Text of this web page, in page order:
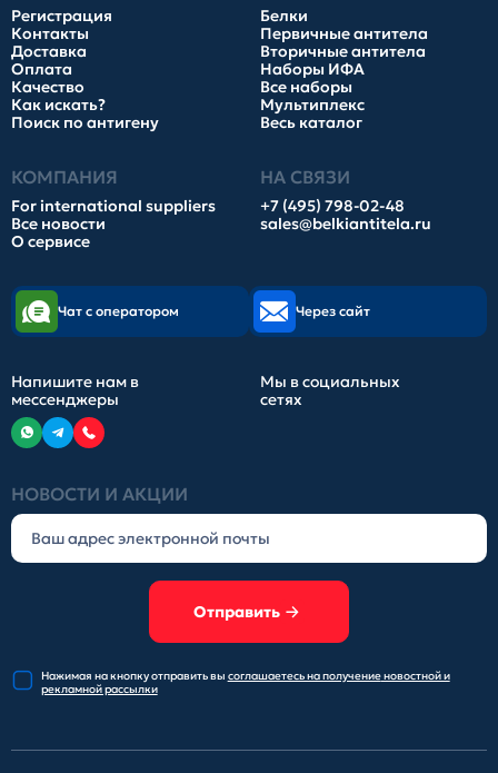
Регистрация
Контакты
Доставка
Оплата
Качество
Как искать?
Поиск по антигену
Белки
Первичные антитела
Вторичные антитела
Наборы ИФА
Все наборы
Мультиплекс
Весь каталог
КОМПАНИЯ
For international suppliers
Все новости
О сервисе
НА СВЯЗИ
+7 (495) 798-02-48
sales@belkiantitela.ru
НОВОСТИ И АКЦИИ
Отправить
Нажимая на кнопку отправитьвы соглашаетесь на получениеновостной и
рекламной рассылки
Чат с оператором Через сайт
Напишите нам в
мессенджеры
Мы в социальных
сетях